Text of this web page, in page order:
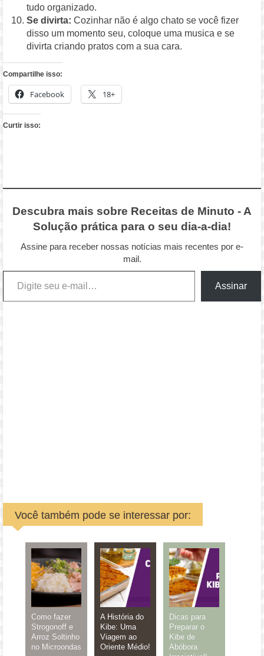
tudo organizado.
Se divirta: Cozinhar não é algo chato se você fizer
disso um momento seu, coloque uma musica e se
divirta criando pratos com a sua cara.
Compartilhe isso:
Facebook 18+
Curtir isso:
Descubra mais sobre Receitas de Minuto - A
Solução prática para o seu dia-a-dia!
Assine para receber nossas notícias mais recentes por e-
mail.
Digite seu e-mail…
Assinar
Você também pode se interessar por:
Como fazer
Strogonoff e
Arroz Soltinho
no Microondas
A História do
Kibe: Uma
Viagem ao
Oriente Médio!
Dicas para
Preparar o
Kibe de
Abóbora